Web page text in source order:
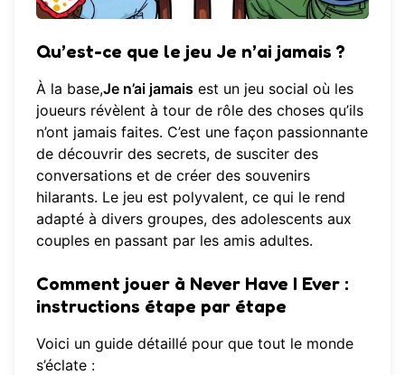
Qu’est-ce que le jeu Je n’ai jamais ?
À la base,Je n’ai jamais est un jeu social où les
joueurs révèlent à tour de rôle des choses qu’ils
n’ont jamais faites. C’est une façon passionnante
de découvrir des secrets, de susciter des
conversations et de créer des souvenirs
hilarants. Le jeu est polyvalent, ce qui le rend
adapté à divers groupes, des adolescents aux
couples en passant par les amis adultes.
Comment jouer à Never Have I Ever :
instructions étape par étape
Voici un guide détaillé pour que tout le monde
s’éclate :